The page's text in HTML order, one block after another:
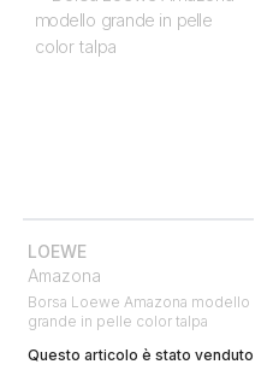
LOEWE
Amazona
Borsa Loewe Amazona modello
grande in pelle color talpa
Questo articolo è stato venduto